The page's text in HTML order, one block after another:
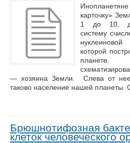
Инопланетяне
карточку»
1 до 10,
систему
которой
— хозяина Земли. Слева от
таково население нашей
Брюшнотифозная
клеток человеческого